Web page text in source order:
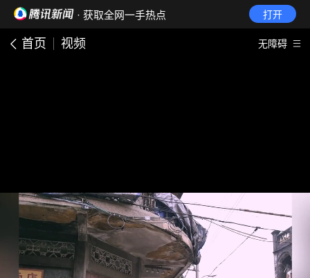
· 获取全网一手热点 打开
首页 视频 无障碍